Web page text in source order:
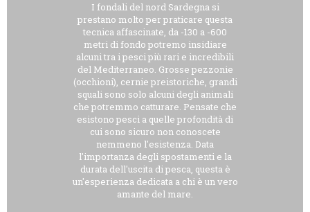
I fondali del nord Sardegna si
prestano molto per praticare questa
tecnica affascinate, da -130 a -600
metri di fondo potremo insidiare
alcuni tra i pesci più rari e incredibili
del Mediterraneo. Grosse pezzonie
(occhioni), cernie preistoriche, grandi
squali sono solo alcuni degli animali
che potremmo catturare. Pensate che
esistono pesci a quelle profondità di
cui sono sicuro non conoscete
nemmeno l'esistenza. Data
l'importanza degli spostamenti e la
durata dell'uscita di pesca, questa è
un'esperienza dedicata a chi è un vero
amante del mare.